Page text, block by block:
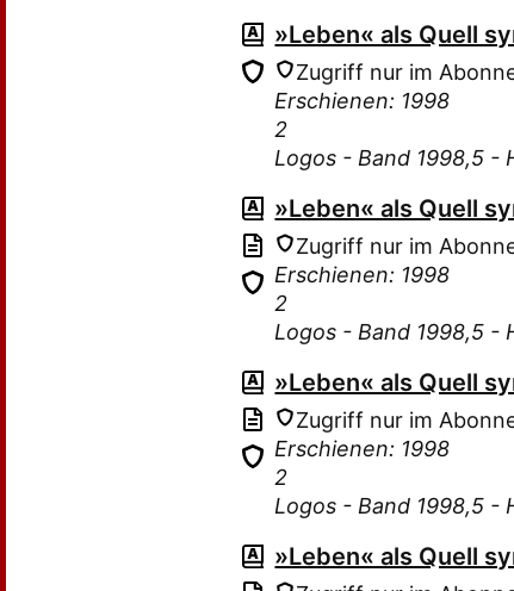
»Leben« als Quell
Zugriff nur im
Erschienen: 1998
2
Logos - Band 1998,5 -
»Leben« als Quell
Zugriff nur im
Erschienen: 1998
2
Logos - Band 1998,5 -
»Leben« als Quell
Zugriff nur im
Erschienen: 1998
2
Logos - Band 1998,5 -
»Leben« als Quell